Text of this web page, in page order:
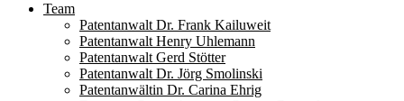
Team
Patentanwalt Dr. Frank Kailuweit
Patentanwalt Henry Uhlemann
Patentanwalt Gerd Stötter
Patentanwalt Dr. Jörg Smolinski
Patentanwältin Dr. Carina Ehrig